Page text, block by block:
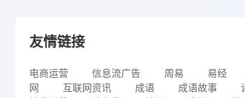
友情链接
电商运营 信息流广告 周易 易经
网
互联网资讯 成语 成语故事